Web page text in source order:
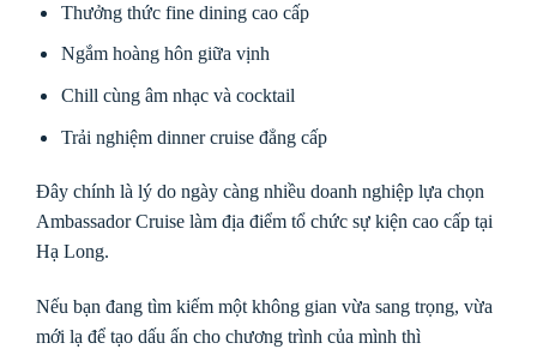
Thưởng thức fine dining cao cấp
Ngắm hoàng hôn giữa vịnh
Chill cùng âm nhạc và cocktail
Trải nghiệm dinner cruise đẳng cấp
Đây chính là lý do ngày càng nhiều doanh nghiệp lựa chọn
Ambassador Cruise làm địa điểm tổ chức sự kiện cao cấp tại
Hạ Long.
Nếu bạn đang tìm kiếm một không gian vừa sang trọng, vừa
mới lạ để tạo dấu ấn cho chương trình của mình thì